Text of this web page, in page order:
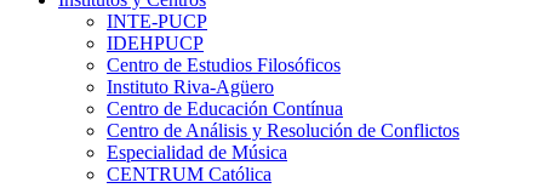
INTE-PUCP
IDEHPUCP
Centro de Estudios Filosóficos
Instituto Riva-Agüero
Centro de Educación Contínua
Centro de Análisis y Resolución de Conflictos
Especialidad de Música
CENTRUM Católica